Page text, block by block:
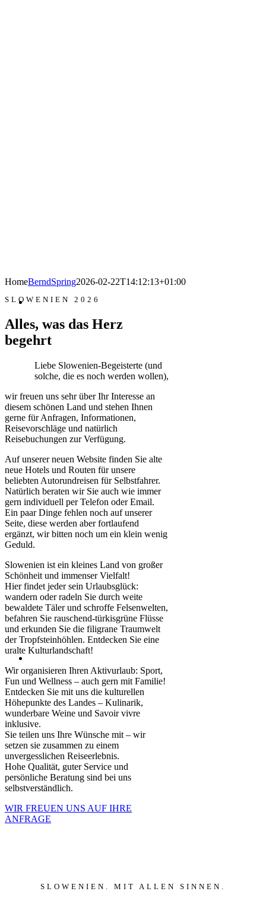
HomeBerndSpring2026-02-22T14:12:13+01:00
SLOWENIEN 2026
Alles, was das Herz
begehrt
Liebe Slowenien-Begeisterte (und
solche, die es noch werden wollen),
wir freuen uns sehr über Ihr Interesse an
diesem schönen Land und stehen Ihnen
gerne für Anfragen, Informationen,
Reisevorschläge und natürlich
Reisebuchungen zur Verfügung.
Auf unserer neuen Website finden Sie alte
neue Hotels und Routen für unsere
beliebten Autorundreisen für Selbstfahrer.
Natürlich beraten wir Sie auch wie immer
gern individuell per Telefon oder Email.
Ein paar Dinge fehlen noch auf unserer
Seite, diese werden aber fortlaufend
ergänzt, wir bitten noch um ein klein wenig
Geduld.
Slowenien ist ein kleines Land von großer
Schönheit und immenser Vielfalt!
Hier findet jeder sein Urlaubsglück:
wandern oder radeln Sie durch weite
bewaldete Täler und schroffe Felsenwelten,
befahren Sie rauschend-türkisgrüne Flüsse
und erkunden Sie die filigrane Traumwelt
der Tropfsteinhöhlen. Entdecken Sie eine
uralte Kulturlandschaft!
Wir organisieren Ihren Aktivurlaub: Sport,
Fun und Wellness – auch gern mit Familie!
Entdecken Sie mit uns die kulturellen
Höhepunkte des Landes – Kulinarik,
wunderbare Weine und Savoir vivre
inklusive.
Sie teilen uns Ihre Wünsche mit – wir
setzen sie zusammen zu einem
unvergesslichen Reiseerlebnis.
Hohe Qualität, guter Service und
persönliche Beratung sind bei uns
selbstverständlich.
WIR FREUEN UNS AUF IHRE
ANFRAGE
SLOWENIEN. MIT ALLEN SINNEN.